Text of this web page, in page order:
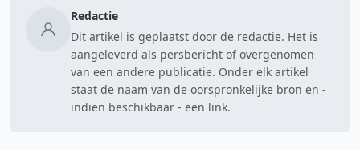
Redactie
Dit artikel is geplaatst door de redactie. Het is
aangeleverd als persbericht of overgenomen
van een andere publicatie. Onder elk artikel
staat de naam van de oorspronkelijke bron en -
indien beschikbaar - een link.